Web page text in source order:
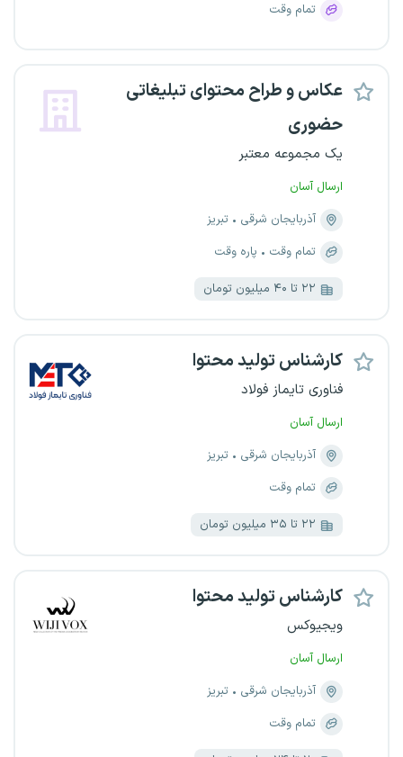
تمام وقت
عکاس و طراح محتوای تبلیغاتی
حضوری
یک مجموعه معتبر
ارسال آسان
آذربایجان شرقی
تبریز
تمام وقت
پاره وقت
۲۲ تا ۴۰ میلیون تومان
کارشناس تولید محتوا
فناوری تایماز فولاد
ارسال آسان
آذربایجان شرقی
تبریز
تمام وقت
۲۲ تا ۳۵ میلیون تومان
کارشناس تولید محتوا
ویجیوکس
ارسال آسان
آذربایجان شرقی
تبریز
تمام وقت